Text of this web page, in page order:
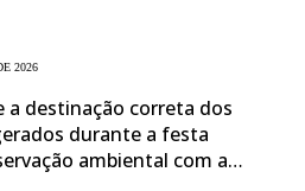
2026
a destinação correta dos
durante a festa
ambiental com a…